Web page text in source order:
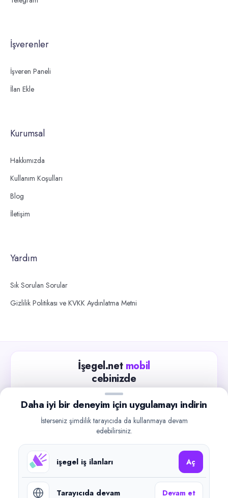
İşverenler
İşveren Paneli
İlan Ekle
Kurumsal
Hakkımızda
Kullanım Koşulları
Blog
İletişim
Yardım
Sık Sorulan Sorular
Gizlilik Politikası ve KVKK Aydınlatma Metni
İşegel.net mobil
cebinizde
Güncel iş ilanlarını takip edin, işverenlerle hızlıca
iletişime geçin.
Google Play
©2026işegel.net. Tüm hakları saklıdır.
Daha iyi bir deneyim için uygulamayı indirin
İsterseniz şimdilik tarayıcıda da kullanmaya devam
edebilirsiniz.
işegel iş ilanları Aç
Tarayıcıda devam Devam et